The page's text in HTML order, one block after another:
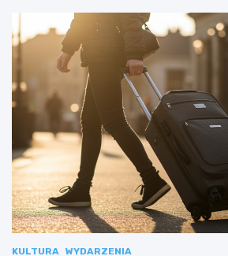
KULTURA WYDARZENIA